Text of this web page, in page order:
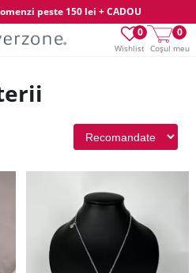
peste 150 lei + CADOU
Wishlist
0
Coșul meu
0